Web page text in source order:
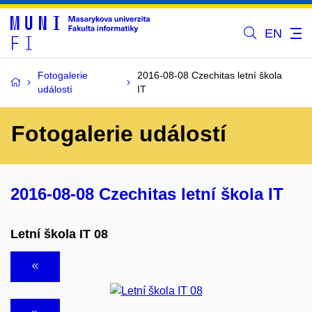
EN
Fotogalerie
událostí
2016-08-08 Czechitas letní škola
IT
Fotogalerie událostí
2016-08-08 Czechitas letní škola IT
Letní škola IT 08